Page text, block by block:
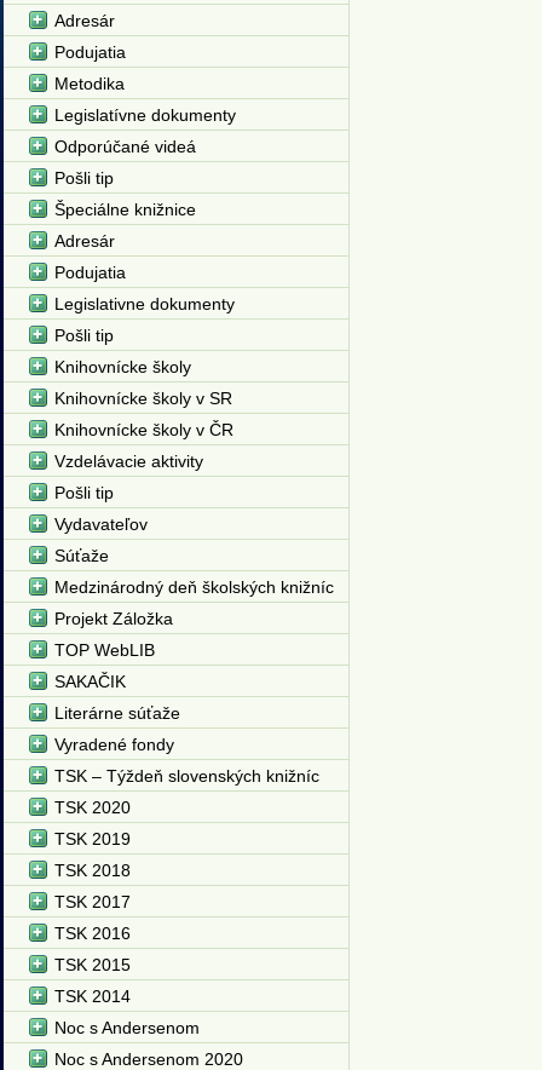
Adresár
Podujatia
Metodika
Legislatívne dokumenty
Odporúčané videá
Pošli tip
Špeciálne knižnice
Adresár
Podujatia
Legislativne dokumenty
Pošli tip
Knihovnícke školy
Knihovnícke školy v SR
Knihovnícke školy v ČR
Vzdelávacie aktivity
Pošli tip
Vydavateľov
Súťaže
Medzinárodný deň školských knižníc
Projekt Záložka
TOP WebLIB
SAKAČIK
Literárne súťaže
Vyradené fondy
TSK – Týždeň slovenských knižníc
TSK 2020
TSK 2019
TSK 2018
TSK 2017
TSK 2016
TSK 2015
TSK 2014
Noc s Andersenom
Noc s Andersenom 2020